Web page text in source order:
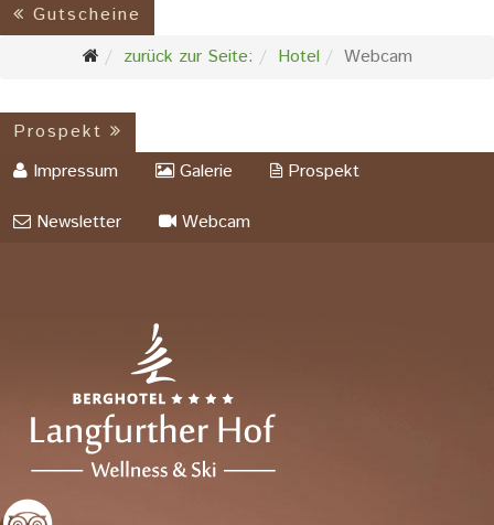
Gutscheine
zurück zur Seite:
Hotel Webcam
Prospekt
Impressum
Galerie
Prospekt
Newsletter
Webcam